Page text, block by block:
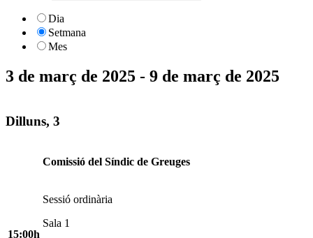
Dia
Setmana
Mes
3 de març de 2025 - 9 de març de 2025
Dilluns, 3
15:00h
Comissió del Síndic de Greuges
Sessió ordinària
Sala 1